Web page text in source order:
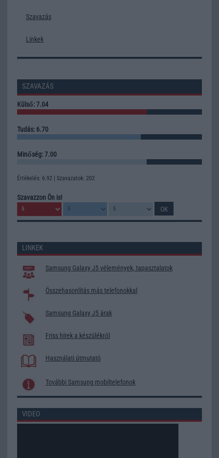
Szavazás
Linkek
SZAVAZÁS
Külső: 7.04
Tudás: 6.70
Minőség: 7.00
Értékelés: 6.92 | Szavazatok: 202
Szavazzon Ön is!
LINKEK
Samsung Galaxy J5 vélemények, tapasztalatok
Összehasonlítás más telefonokkal
Samsung Galaxy J5 árak
Friss hírek a készülékről
Használati útmutató
További Samsung mobiltelefonok
VIDEO